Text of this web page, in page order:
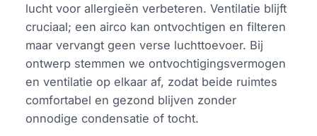
lucht voor allergieën verbeteren. Ventilatie blijft
cruciaal; een airco kan ontvochtigen en filteren
maar vervangt geen verse luchttoevoer. Bij
ontwerp stemmen we ontvochtigingsvermogen
en ventilatie op elkaar af, zodat beide ruimtes
comfortabel en gezond blijven zonder
onnodige condensatie of tocht.